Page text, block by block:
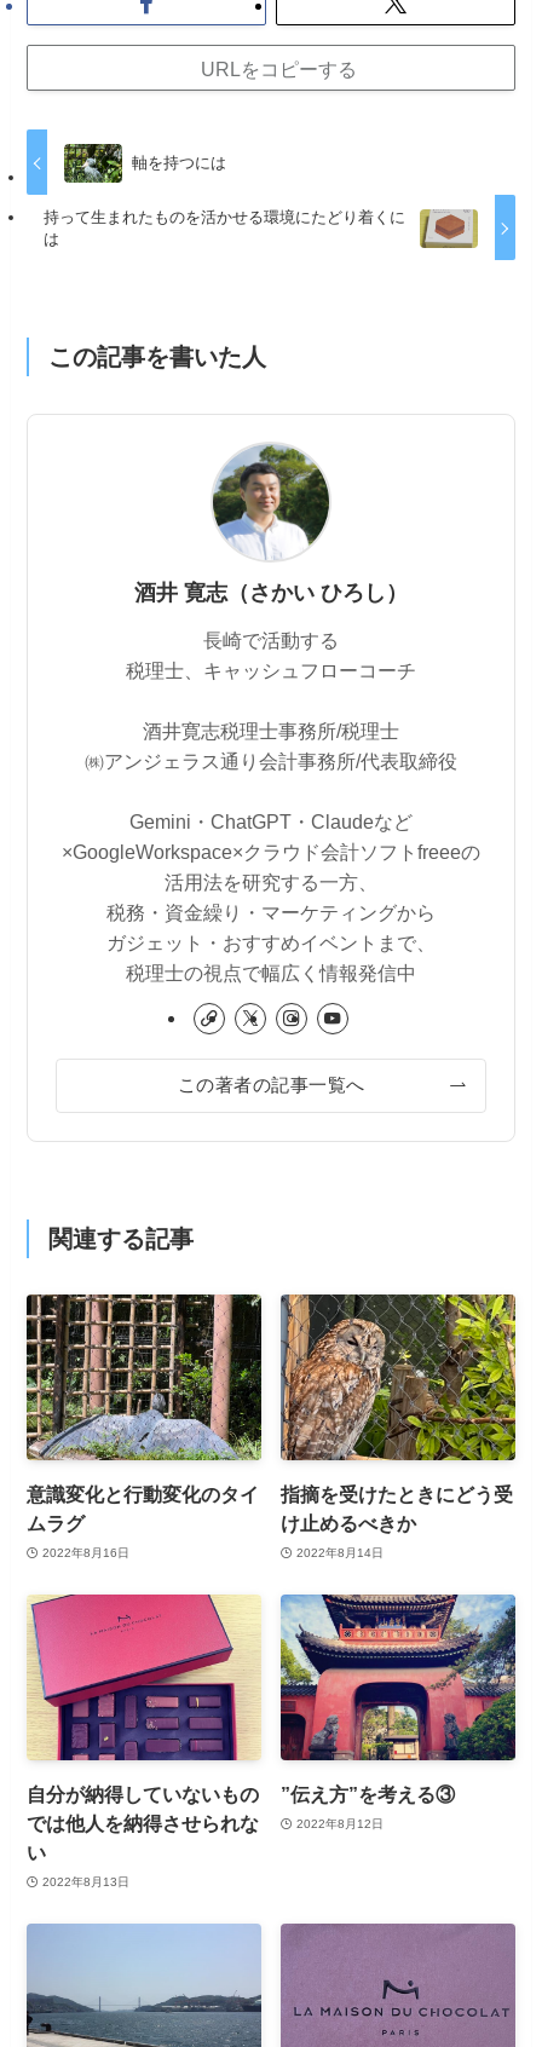
URLをコピーする
軸を持つには
持って生まれたものを活かせる環境にたどり着くに
は
この記事を書いた人
酒井 寛志（さかい ひろし）
長崎で活動する
税理士、キャッシュフローコーチ
酒井寛志税理士事務所/税理士
㈱アンジェラス通り会計事務所/代表取締役
Gemini・ChatGPT・Claudeなど
×GoogleWorkspace×クラウド会計ソフトfreeeの
活用法を研究する一方、
税務・資金繰り・マーケティングから
ガジェット・おすすめイベントまで、
税理士の視点で幅広く情報発信中
この著者の記事一覧へ
関連する記事
意識変化と行動変化のタイ
ムラグ
2022年8月16日
指摘を受けたときにどう受
け止めるべきか
2022年8月14日
自分が納得していないもの
では他人を納得させられな
い
2022年8月13日
”伝え方”を考える③
2022年8月12日